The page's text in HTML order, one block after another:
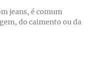
jeans, é comum
do caimento ou da